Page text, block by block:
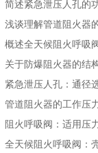
浅谈理解管道阻火器
概述全天候阻火呼吸
关于防爆阻火器的结
紧急泄压人孔：通径
管道阻火器的工作压
阻火呼吸阀：适用压
全天候阻火呼吸阀：